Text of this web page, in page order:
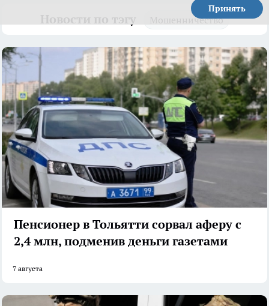
Принять
Мошенничество
Пенсионер в Тольятти сорвал аферу с
2,4 млн, подменив деньги газетами
7 августа